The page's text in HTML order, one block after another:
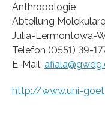
Anthropologie
Abteilung
Julia-Lermontowa-
Telefon (0551) 39-
E-Mail:
http://www.uni-